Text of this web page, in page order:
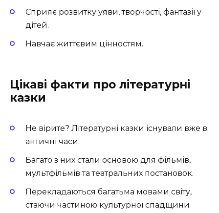
Сприяє розвитку уяви, творчості, фантазії у
дітей.
Навчає життєвим цінностям.
Цікаві факти про літературні
казки
Не вірите? Літературні казки існували вже в
античні часи.
Багато з них стали основою для фільмів,
мультфільмів та театральних постановок.
Перекладаються багатьма мовами світу,
стаючи частиною культурної спадщини